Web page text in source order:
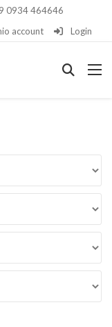
0934 464646
account Login